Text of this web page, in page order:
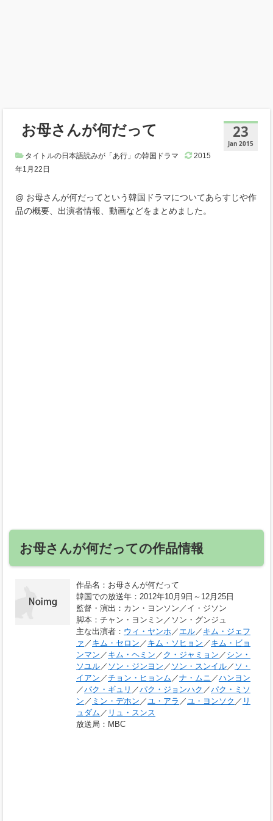
23
Jan 2015
お母さんが何だって
タイトルの日本語読みが「あ行」の韓国ドラマ
2015
年1月22日
@ お母さんが何だってという韓国ドラマについてあらすじや作
品の概要、出演者情報、動画などをまとめました。
お母さんが何だっての作品情報
作品名 ：お母さんが何だって
韓国での放送年 ：2012年10月9日～12月25日
監督・演出 ：カン・ヨンソン／イ・ジソン
脚本 ：チャン・ヨンミン／ソン・グンジュ
主な出演者 ： ウィ・ヤンホ ／ エル／ キム・ジェフ
ァ ／ キム・セロン ／ キム・ソヒョン ／ キム・ビョ
ンマン ／ キム・ヘミン ／ ク・ジャミョン ／ シン・
ソユル／ ソン・ジンヨン ／ ソン・スンイル／ ソ・
イアン ／チョン・ヒョンム ／ナ・ムニ ／ハンヨン
／パク・ギュリ ／パク・ジョンハク ／パク・ミソ
ン ／ ミン・デホン ／ユ・アラ ／ユ・ヨンソク ／ リ
ュダム ／ リュ・スンス
放送局 ：MBC